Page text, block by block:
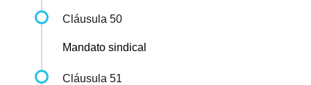
Cláusula 50
Mandato sindical
Cláusula 51